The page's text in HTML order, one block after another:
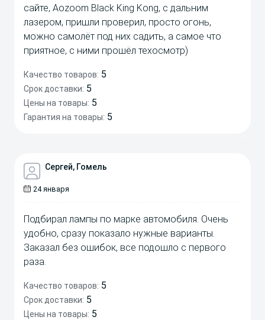
сайте, Aozoom Black King Kong, с дальним
лазером, пришли проверил, просто огонь,
можно самолёт под них садить, а самое что
приятное, с ними прошёл техосмотр)
Качество товаров: 5
Срок доставки: 5
Цены на товары: 5
Гарантия на товары: 5
Сергей, Гомель
24 января
Подбирал лампы по марке автомобиля. Очень
удобно, сразу показало нужные варианты.
Заказал без ошибок, все подошло с первого
раза.
Качество товаров: 5
Срок доставки: 5
Цены на товары: 5